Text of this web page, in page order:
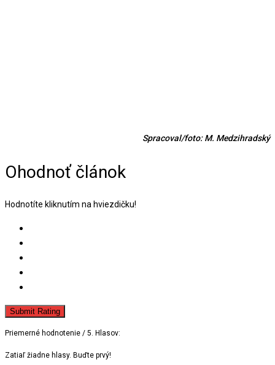
Spracoval/foto: M. Medzihradský
Ohodnoť článok
Hodnotíte kliknutím na hviezdičku!
Submit Rating
Priemerné hodnotenie / 5. Hlasov:
Zatiaľ žiadne hlasy. Buďte prvý!